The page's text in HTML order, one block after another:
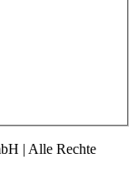
| Alle Rechte